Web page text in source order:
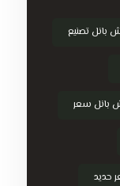
بانل تصنيع
بانل سعر
حديد